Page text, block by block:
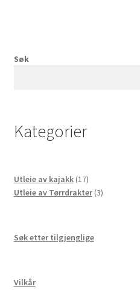
Søk
Kategorier
Utleie av kajakk 1717
produkter
Utleie av Tørrdrakter 33
Søk etter tilgjenglige
Vilkår